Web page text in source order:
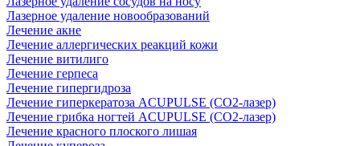
Лазерное удаление новообразований
Лечение акне
Лечение аллергических реакций кожи
Лечение витилиго
Лечение герпеса
Лечение гипергидроза
Лечение гиперкератоза ACUPULSE (CO2-лазер)
Лечение грибка ногтей ACUPULSE (CO2-лазер)
Лечение красного плоского лишая